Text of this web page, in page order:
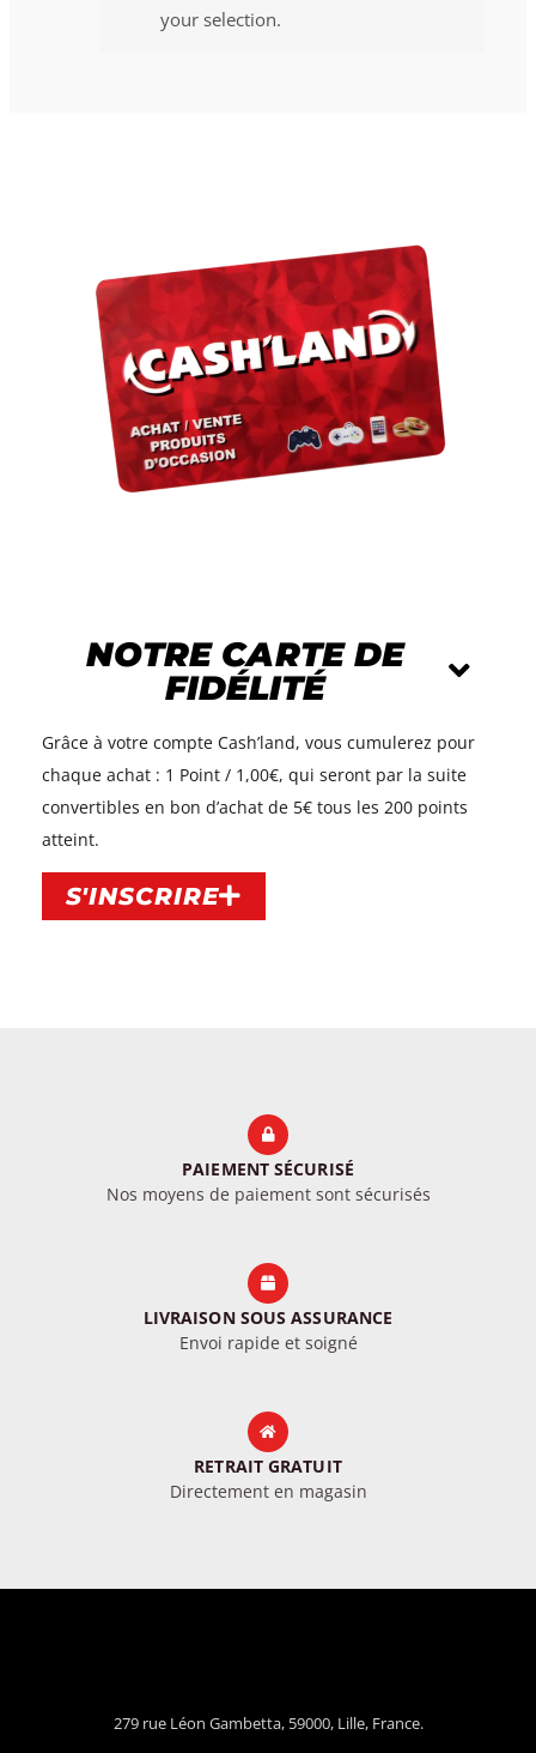
your selection.
NOTRE CARTE DE
FIDÉLITÉ
Grâce à votre compte Cash’land, vous cumulerez pour
chaque achat : 1 Point / 1,00€, qui seront par la suite
convertibles en bon d’achat de 5€ tous les 200 points
atteint.​
S'INSCRIRE
PAIEMENT SÉCURISÉ
Nos moyens de paiement sont sécurisés
LIVRAISON SOUS ASSURANCE
Envoi rapide et soigné
RETRAIT GRATUIT
Directement en magasin
279 rue Léon Gambetta, 59000, Lille, France.